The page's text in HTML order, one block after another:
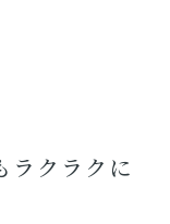
ラクラクに